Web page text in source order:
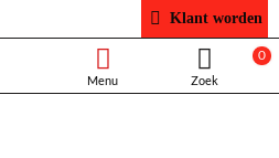
Klant worden
0